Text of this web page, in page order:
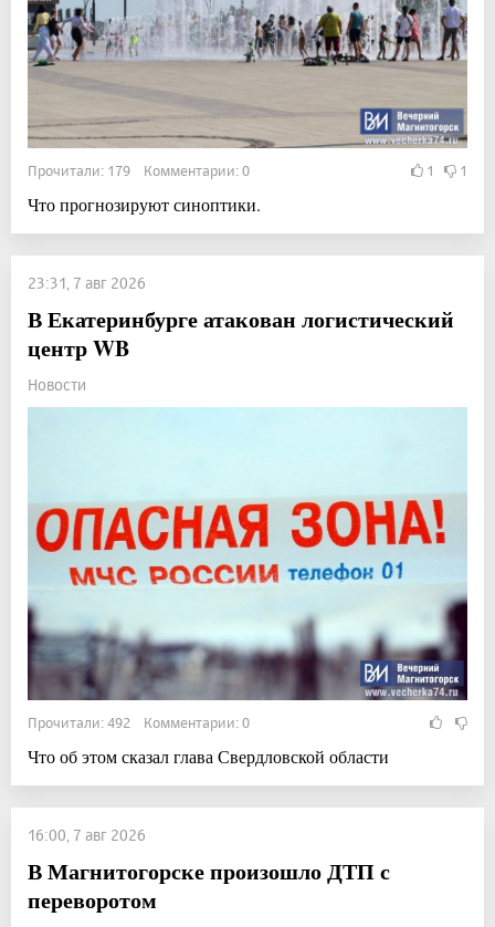
Прочитали: 179 Комментарии: 0 1 1
Что прогнозируют синоптики.
23:31, 7 авг 2026
В Екатеринбурге атакован логистический
центр WB
Новости
Прочитали: 492 Комментарии: 0
Что об этом сказал глава Свердловской области
16:00, 7 авг 2026
В Магнитогорске произошло ДТП с
переворотом